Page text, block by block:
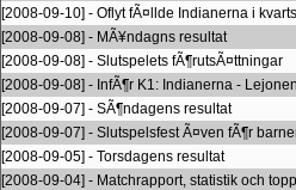
[2008-09-10] - Oflyt fÃ¤llde Indianerna i
[2008-09-08] - MÃ¥ndagns resultat
[2008-09-08] - Slutspelets fÃ¶rutsÃ¤ttningar
[2008-09-08] - InfÃ¶r K1: Indianerna -
[2008-09-07] - SÃ¶ndagens resultat
[2008-09-07] - Slutspelsfest Ã¤ven fÃ¶r
[2008-09-05] - Torsdagens resultat
[2008-09-04] - Matchrapport, statistik och